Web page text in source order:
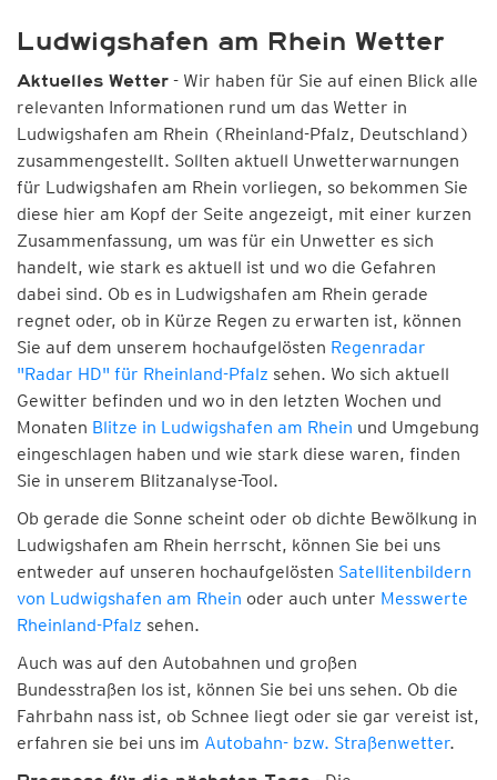
Ludwigshafen am Rhein Wetter
Aktuelles Wetter - Wir haben für Sie auf einen Blick alle
relevanten Informationen rund um das Wetter in
Ludwigshafen am Rhein (Rheinland-Pfalz, Deutschland)
zusammengestellt. Sollten aktuell Unwetterwarnungen
für Ludwigshafen am Rhein vorliegen, so bekommen Sie
diese hier am Kopf der Seite angezeigt, mit einer kurzen
Zusammenfassung, um was für ein Unwetter es sich
handelt, wie stark es aktuell ist und wo die Gefahren
dabei sind. Ob es in Ludwigshafen am Rhein gerade
regnet oder, ob in Kürze Regen zu erwarten ist, können
Sie auf dem unserem hochaufgelösten Regenradar
"Radar HD" für Rheinland-Pfalz sehen. Wo sich aktuell
Gewitter befinden und wo in den letzten Wochen und
Monaten Blitze in Ludwigshafen am Rhein und Umgebung
eingeschlagen haben und wie stark diese waren, finden
Sie in unserem Blitzanalyse-Tool.
Ob gerade die Sonne scheint oder ob dichte Bewölkung in
Ludwigshafen am Rhein herrscht, können Sie bei uns
entweder auf unseren hochaufgelösten Satellitenbildern
von Ludwigshafen am Rhein oder auch unter Messwerte
Rheinland-Pfalz sehen.
Auch was auf den Autobahnen und großen
Bundesstraßen los ist, können Sie bei uns sehen. Ob die
Fahrbahn nass ist, ob Schnee liegt oder sie gar vereist ist,
erfahren sie bei uns im Autobahn- bzw. Straßenwetter.